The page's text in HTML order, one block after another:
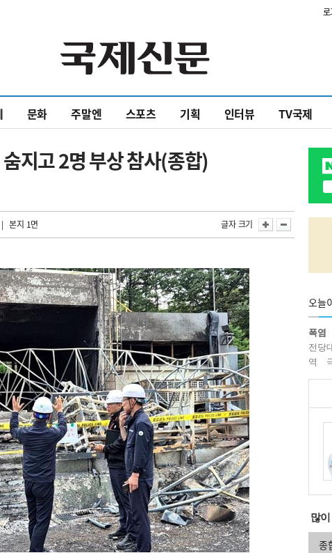
문화 주말엔 스포츠 기획 인터뷰 TV국제
지고 2명 부상 참사(종합)
| 본지 1면 글자 크기
오늘
폭염
전당
역
많
종